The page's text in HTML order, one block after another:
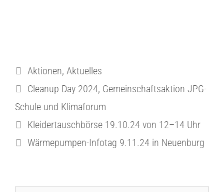
Aktionen, Aktuelles
Cleanup Day 2024, Gemeinschaftsaktion JPG-
Schule und Klimaforum
Kleidertauschbörse 19.10.24 von 12–14 Uhr
Wärmepumpen-Infotag 9.11.24 in Neuenburg